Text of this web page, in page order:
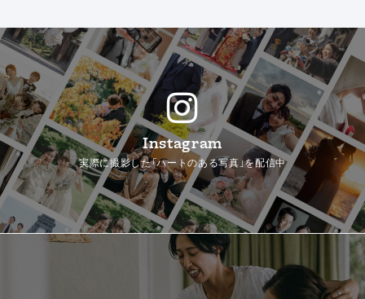
Instagram
実際に撮影した「ハートのある写真」を配信中